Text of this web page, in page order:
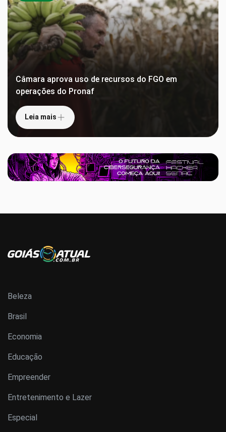
Câmara aprova uso de recursos do FGO em
operações do Pronaf
Leia mais
Beleza
Brasil
Economia
Educação
Empreender
Entretenimento e Lazer
Especial